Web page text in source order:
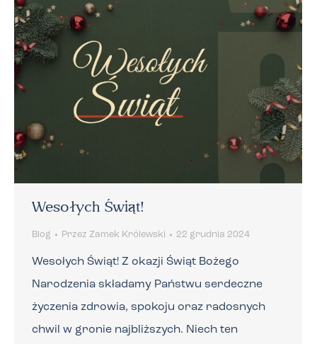
Wesołych Świąt!
Blog Przez Zamek Królewski 22 grudnia 2024
Wesołych Świąt! Z okazji Świąt Bożego
Narodzenia składamy Państwu serdeczne
życzenia zdrowia, spokoju oraz radosnych
chwil w gronie najbliższych. Niech ten